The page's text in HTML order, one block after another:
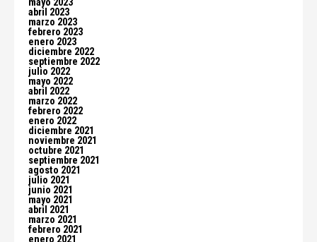
mayo 2023
abril 2023
marzo 2023
febrero 2023
enero 2023
diciembre 2022
septiembre 2022
julio 2022
mayo 2022
abril 2022
marzo 2022
febrero 2022
enero 2022
diciembre 2021
noviembre 2021
octubre 2021
septiembre 2021
agosto 2021
julio 2021
junio 2021
mayo 2021
abril 2021
marzo 2021
febrero 2021
enero 2021